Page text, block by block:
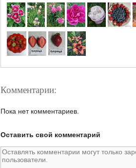
Комментарии:
Пока нет комментариев.
Оставить свой комментарий